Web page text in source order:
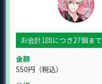
お会計1回につき27個まで
金額
550円 （税込）